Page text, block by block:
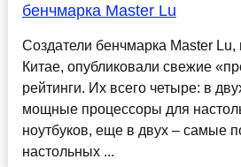
бенчмарка Master Lu
Создатели бенчмарка Master Lu,
Китае, опубликовали свежие
рейтинги. Их всего четыре: в
мощные процессоры для
ноутбуков, еще в двух – самые
настольных ...